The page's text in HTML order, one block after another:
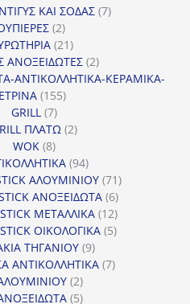
προϊόντα
ΚΑΙ ΣΟΔΑΣ 77
22
προϊόντα
2121
προϊόντα
ΑΝΟΞΕΙΔΩΤΕΣ 22
προϊόντα
ΑΝΤΙΚΟΛΛΗΤΙΚΑ-ΚΕΡΑΜΙΚΑ-
155155
GRILL 77
προϊόντα
ΠΛΑΤΩ 22
WOK 88
προϊόντα
9494
προϊόντα
ΑΛΟΥΜΙΝΙΟΥ 7171
προϊόντα
ΑΝΟΞΕΙΔΩΤΑ 66
προϊόντα
ΜΕΤΑΛΛΙΚΑ 1212
προϊόντα
ΟΙΚΟΛΟΓΙΚΑ 55
ΤΗΓΑΝΙΟΥ 99
προϊόντα
ΑΝΤΙΚΟΛΛΗΤΙΚΑ 77
22
προϊόντα
55